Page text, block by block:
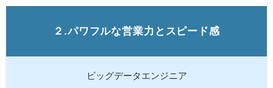
２.パワフルな営業力とスピード感
ビッグデータエンジニア